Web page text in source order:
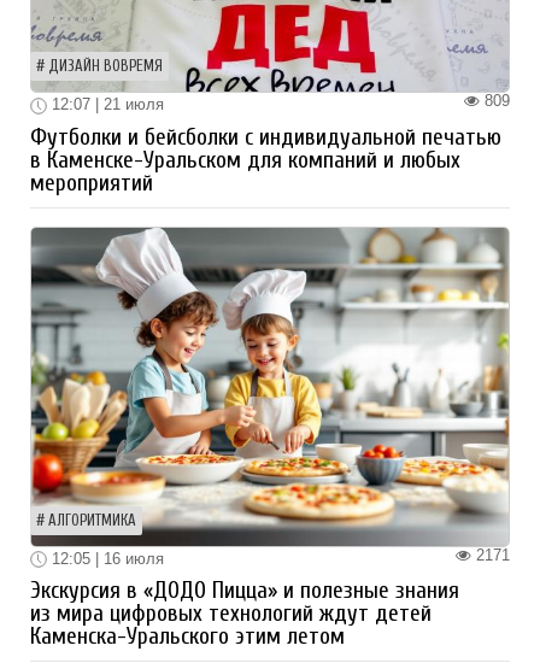
ДИЗАЙН ВОВРЕМЯ
809
12:07 | 21 июля
Футболки и бейсболки с индивидуальной печатью
в Каменске-Уральском для компаний и любых
мероприятий
АЛГОРИТМИКА
2171
12:05 | 16 июля
Экскурсия в «ДОДО Пицца» и полезные знания
из мира цифровых технологий ждут детей
Каменска-Уральского этим летом